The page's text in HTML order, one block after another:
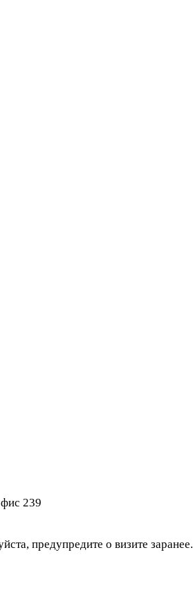
239
предупредите о визите заранее.